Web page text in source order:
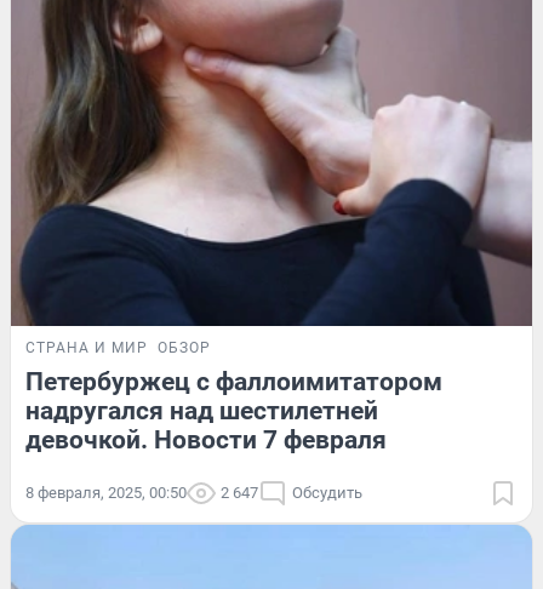
СТРАНА И МИР ОБЗОР
Петербуржец с фаллоимитатором
надругался над шестилетней
девочкой. Новости 7 февраля
8 февраля, 2025, 00:50 2 647 Обсудить